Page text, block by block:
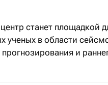
станет площадкой
ученых в области
и